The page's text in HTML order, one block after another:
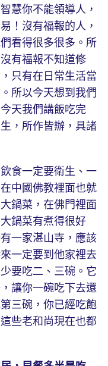
慧你不能領導人，
！沒有福報的人，
看得很多很多。所
有福報不知道修
只有在日常生活當
所以今天想到我們
天我們講飯吃完
，所作皆辦，具諸
食一定要衛生、一
中國佛教裡面也就
鍋菜，在佛門裡面
鍋菜有煮得很好
一家湛山寺，應該
一定要到他家裡去
要吃二、三碗。它
讓你一碗吃下去還
三碗，你已經吃飽
些老和尚現在也都